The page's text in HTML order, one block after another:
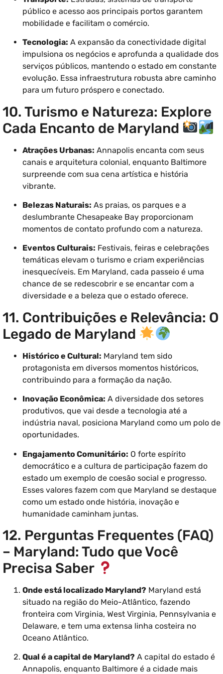
público e acesso aos principais portos garantem
mobilidade e facilitam o comércio.
Tecnologia: A expansão da conectividade digital
impulsiona os negócios e aprofunda a qualidade dos
serviços públicos, mantendo o estado em constante
evolução. Essa infraestrutura robusta abre caminho
para um futuro próspero e conectado.
10. Turismo e Natureza: Explore
Cada Encanto de Maryland
Atrações Urbanas: Annapolis encanta com seus
canais e arquitetura colonial, enquanto Baltimore
surpreende com sua cena artística e história
vibrante.
Belezas Naturais: As praias, os parques e a
deslumbrante Chesapeake Bay proporcionam
momentos de contato profundo com a natureza.
Eventos Culturais: Festivais, feiras e celebrações
temáticas elevam o turismo e criam experiências
inesquecíveis. Em Maryland, cada passeio é uma
chance de se redescobrir e se encantar com a
diversidade e a beleza que o estado oferece.
11. Contribuições e Relevância: O
Legado de Maryland
Histórico e Cultural: Maryland tem sido
protagonista em diversos momentos históricos,
contribuindo para a formação da nação.
Inovação Econômica: A diversidade dos setores
produtivos, que vai desde a tecnologia até a
indústria naval, posiciona Maryland como um polo de
oportunidades.
Engajamento Comunitário: O forte espírito
democrático e a cultura de participação fazem do
estado um exemplo de coesão social e progresso.
Esses valores fazem com que Maryland se destaque
como um estado onde história, inovação e
humanidade caminham juntas.
12. Perguntas Frequentes (FAQ)
– Maryland: Tudo que Você
Precisa Saber
Onde está localizado Maryland? Maryland está
situado na região do Meio-Atlântico, fazendo
fronteira com Virginia, West Virginia, Pennsylvania e
Delaware, e tem uma extensa linha costeira no
Oceano Atlântico.
Qual é a capital de Maryland? A capital do estado é
Annapolis, enquanto Baltimore é a cidade mais